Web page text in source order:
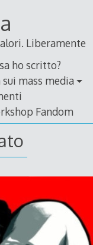
Liberamente
ho scritto?
sui mass media
Fandom